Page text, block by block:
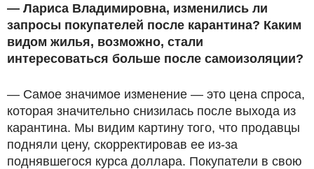
— Лариса Владимировна, изменились ли
запросы покупателей после карантина? Каким
видом жилья, возможно, стали
интересоваться больше после самоизоляции?
— Самое значимое изменение — это цена спроса,
которая значительно снизилась после выхода из
карантина. Мы видим картину того, что продавцы
подняли цену, скорректировав ее из-за
поднявшегося курса доллара. Покупатели в свою